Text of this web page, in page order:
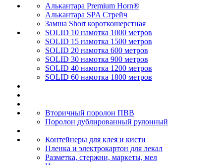
Алькантара Premium Horn®
Алькантара SPA Стрейч
Замша Short короткошерстная
SOLID 10 намотка 1000 метров
SOLID 15 намотка 1500 метров
SOLID 20 намотка 600 метров
SOLID 30 намотка 900 метров
SOLID 40 намотка 1200 метров
SOLID 60 намотка 1800 метров
Вторичный поролон ПВВ
Поролон дублированный рулонный
Контейнеры для клея и кисти
Пленка и электрокартон для лекал
Разметка, стержни, маркеты, мел